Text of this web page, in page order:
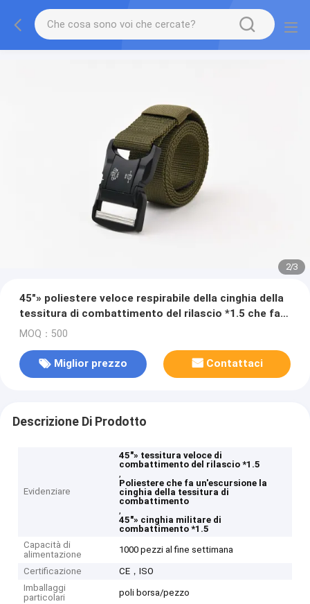
2/3
45"» poliestere veloce respirabile della cinghia della
tessitura di combattimento del rilascio *1.5 che fa
un'escursione 0.25kg interno
MOQ：500
Miglior prezzo Contattaci
Descrizione Di Prodotto
Evidenziare
45"» tessitura veloce di
combattimento del rilascio *1.5
,
Poliestere che fa un'escursione la
cinghia della tessitura di
combattimento
,
45"» cinghia militare di
combattimento *1.5
Capacità di
alimentazione
1000 pezzi al fine settimana
Certificazione
CE，ISO
Imballaggi
particolari
poli borsa/pezzo